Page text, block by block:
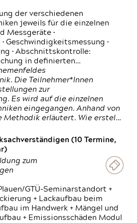
der verschiedenen
jeweils für die einzelnen
Messgeräte •
Geschwindigkeitsmessung •
• Abschnittskontrolle:
in definierten…
Die Teilnehmer*Innen
zur
Es wird auf die einzelnen
eingegangen. Anhand von
Methodik erläutert. Wie erstel…
(10 Termine,
zum
GTÜ-Seminarstandort +
+ Lackaufbau beim
im Handwerk + Mängel und
+ Emissionsschäden Modul